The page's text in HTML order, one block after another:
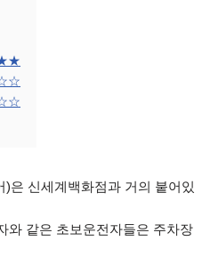
은 신세계백화점과 거의 붙어있
와 같은 초보운전자들은 주차장